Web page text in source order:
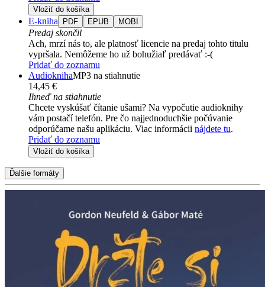
Vložiť do košíka
E-kniha PDF EPUB MOBI
Predaj skončil
Ach, mrzí nás to, ale platnosť licencie na predaj tohto titulu
vypršala. Nemôžeme ho už bohužiaľ predávať :-(
Pridať do zoznamu
AudioknihaMP3 na stiahnutie
14,45 €
Ihneď na stiahnutie
Chcete vyskúšať čítanie ušami? Na vypočutie audioknihy
vám postačí telefón. Pre čo najjednoduchšie počúvanie
odporúčame našu aplikáciu. Viac informácii nájdete tu.
Pridať do zoznamu
Vložiť do košíka
Ďalšie formáty